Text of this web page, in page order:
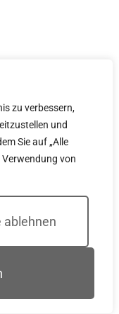
zu verbessern,
und
Sie auf „Alle
Verwendung von
ablehnen